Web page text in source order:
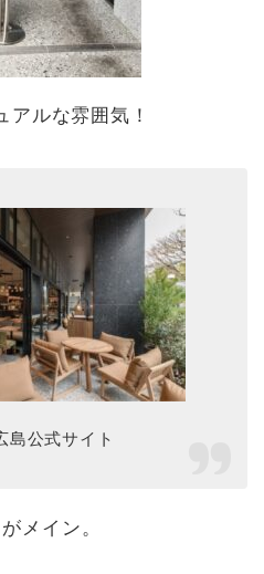
アルな雰囲気！
島公式サイト
メイン。